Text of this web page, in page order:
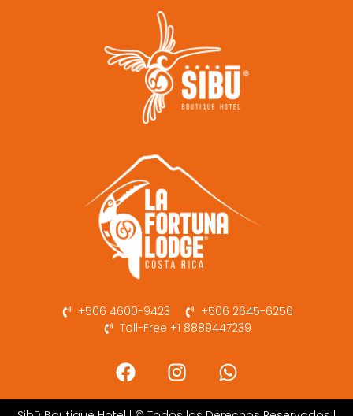
+506 4600-9423
+506 2645-6256
Toll-Free +1 8889447239